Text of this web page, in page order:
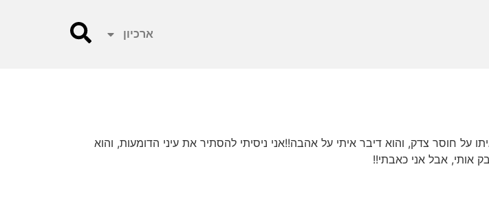
ארכיון
על חוסר צדק, והוא דיבר איתי על אהבה!!אני ניסיתי להסתיר את עיני הדומעות, והוא
אותי, אבל אני כאבתי!!